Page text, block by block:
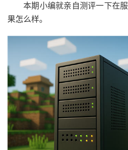
本期小编就亲自测评一下在
果怎么样。